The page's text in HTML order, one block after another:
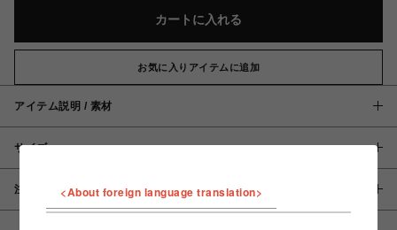
カートに入れる
お気に入りアイテムに追加
アイテム説明 / 素材
サイズ
注意事項 <About foreign language translation>